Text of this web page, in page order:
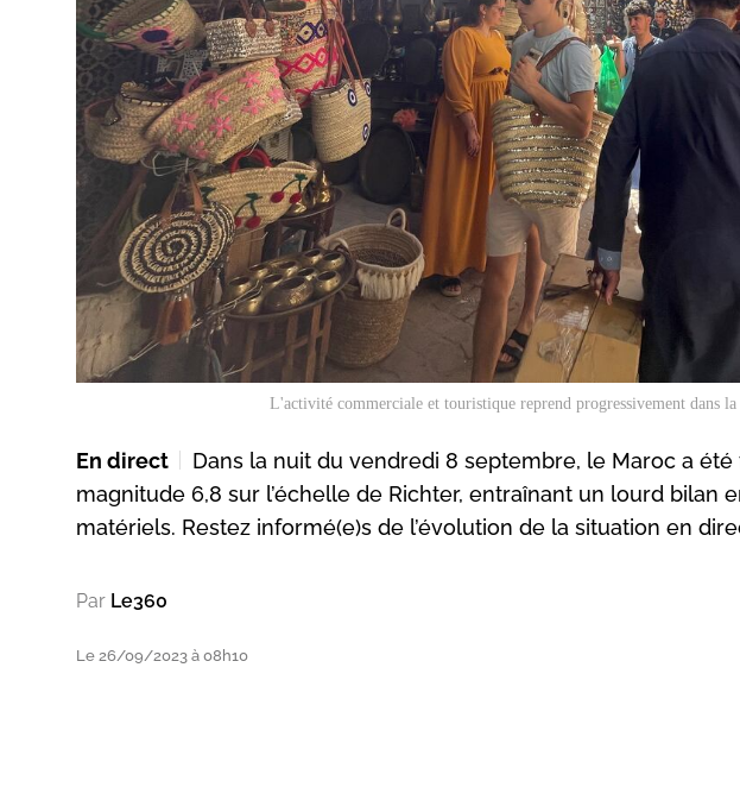
L'activité commerciale et touristique reprend progressivement dans
En direct
Dans la nuit du vendredi 8 septembre, le Maroc a
magnitude 6,8 sur l’échelle de Richter, entraînant un lourd bilan
matériels. Restez informé(e)s de l’évolution de la situation en
Par Le360
Le 26/09/2023 à 08h10